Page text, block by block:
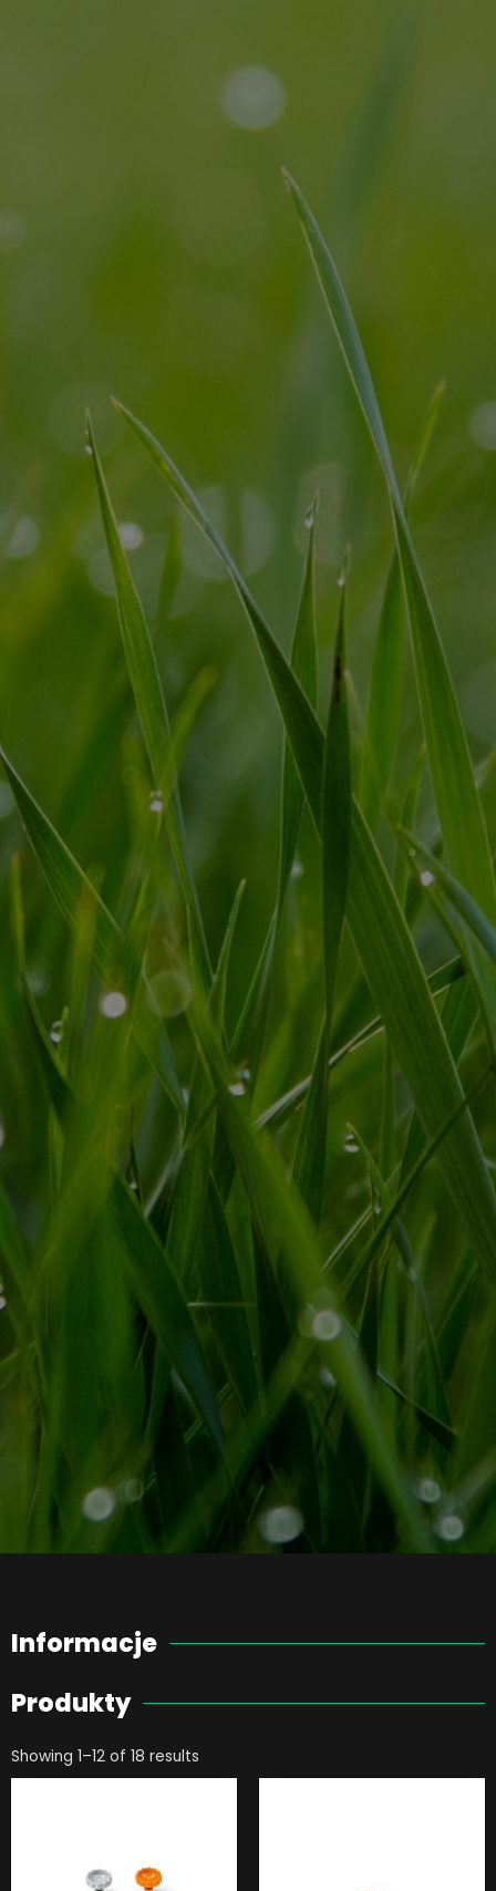
Informacje
Produkty
Showing 1–12 of 18 results